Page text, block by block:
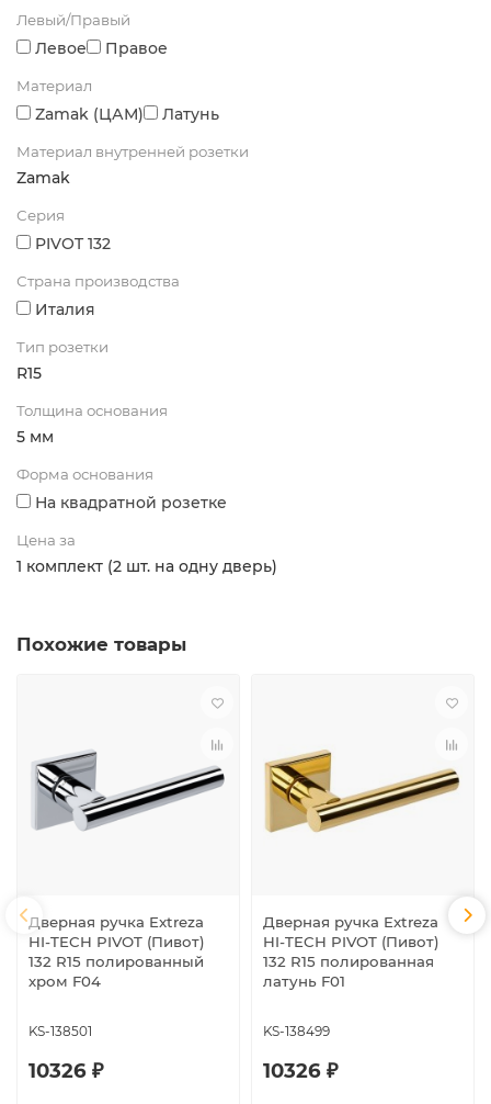
Левый/Правый
Левое Правое
Материал
Zamak (ЦАМ) Латунь
Материал внутренней розетки
Zamak
Серия
PIVOT 132
Страна производства
Италия
Тип розетки
R15
Толщина основания
5 мм
Форма основания
На квадратной розетке
Цена за
1 комплект (2 шт. на одну дверь)
Похожие товары
Дверная ручка Extreza
HI-TECH PIVOT (Пивот)
132 R15 полированный
хром F04
KS-138501
10326 ₽
Дверная ручка Extreza
HI-TECH PIVOT (Пивот)
132 R15 полированная
латунь F01
KS-138499
10326 ₽